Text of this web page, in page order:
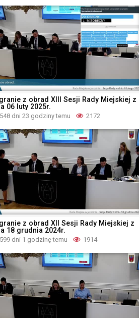
z obrad XIII Sesji Rady Miejskiej z
06 luty 2025r.
548 dni 23 godziny temu 2172
z obrad XII Sesji Rady Miejskiej z
18 grudnia 2024r.
599 dni 1 godzinę temu 1914